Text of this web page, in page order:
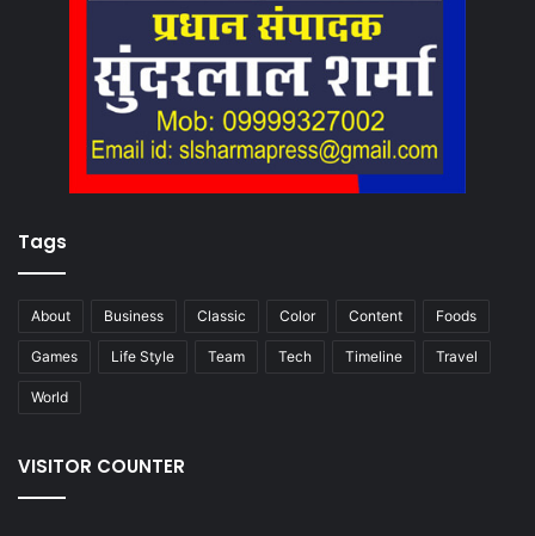
Tags
About Business Classic Color Content Foods
Games Life Style Team Tech Timeline Travel
World
VISITOR COUNTER